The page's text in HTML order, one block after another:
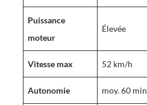
Puissance
moteur
Élevée
Vitesse max 52 km/h
Autonomie moy. 60 min